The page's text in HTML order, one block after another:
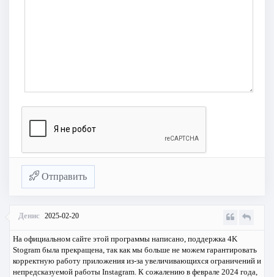
Отправить
Денис 2025-02-20
На официальном сайте этой программы написано, поддержка 4K
Stogram была прекращена, так как мы больше не можем гарантировать
корректную работу приложения из-за увеличивающихся ограничений и
непредсказуемой работы Instagram. К сожалению в феврале 2024 года,